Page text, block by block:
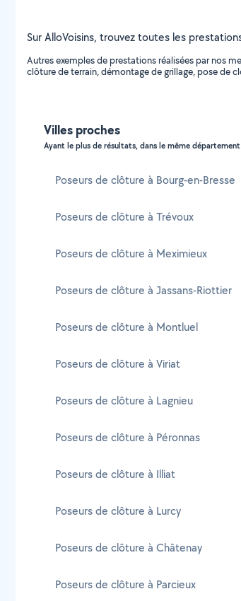
Sur AlloVoisins, trouvez toutes les
Autres exemples de prestations réalisées par nos
clôture de terrain, démontage de grillage, pose de
Villes proches
Ayant le plus de résultats, dans le même département
Poseurs de clôture à Bourg-en-Bresse
Poseurs de clôture à Trévoux
Poseurs de clôture à Meximieux
Poseurs de clôture à Jassans-Riottier
Poseurs de clôture à Montluel
Poseurs de clôture à Viriat
Poseurs de clôture à Lagnieu
Poseurs de clôture à Péronnas
Poseurs de clôture à Illiat
Poseurs de clôture à Lurcy
Poseurs de clôture à Châtenay
Poseurs de clôture à Parcieux